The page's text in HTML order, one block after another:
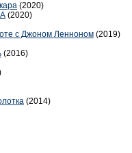
(2020)
(2020)
с Джоном Ленноном (2019)
(2016)
(2014)